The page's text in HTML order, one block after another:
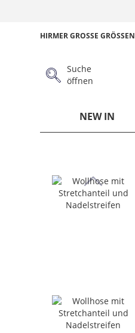
HIRMER GROSSE GRÖSSEN
Suche
öffnen
NEW IN